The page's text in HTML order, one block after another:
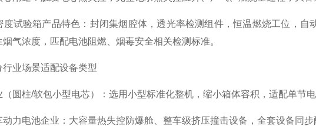
度试验箱产品特色：封闭集烟腔体，透光率检测组件，恒温燃烧工位，自
气浓度，匹配电池阻燃、烟毒安全相关检测标准。
行业场景适配设备类型
圆柱/软包小型电芯）：选用小型标准化整机，缩小箱体容积，适配单节
动力电池企业：大容量热失控防爆舱、整车级挤压撞击设备，全套设备同步